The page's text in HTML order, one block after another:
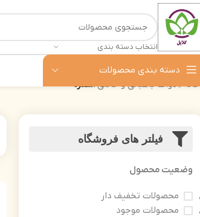
انتخاب دسته بندی
دسته بندی محصولات
خانه ادوات باغبانی و خانگی شفره
فیلتر های فروشگاه
وضعیت محصول
محصولات تخفیف دار
محصولات موجود